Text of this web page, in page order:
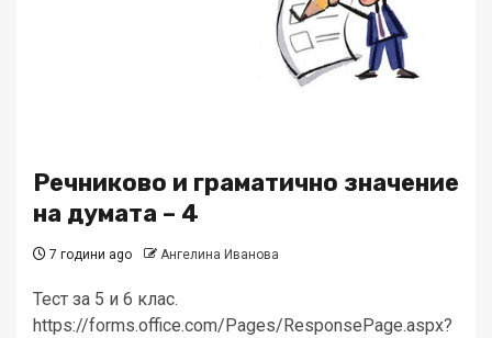
Речниково и граматично значение
на думата – 4
7 години ago Ангелина Иванова
Тест за 5 и 6 клас.
https://forms.office.com/Pages/ResponsePage.aspx?